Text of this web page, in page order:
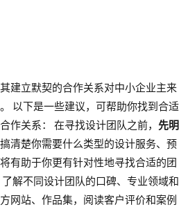
建立默契的合作关系对中小企业主来
以下是一些建议，可帮助你找到合适
作关系： 在寻找设计团队之前， 先明
清楚你需要什么类型的设计服务、预
有助于你更有针对性地寻找合适的团
解不同设计团队的口碑、专业领域和
网站、作品集，阅读客户评价和案例